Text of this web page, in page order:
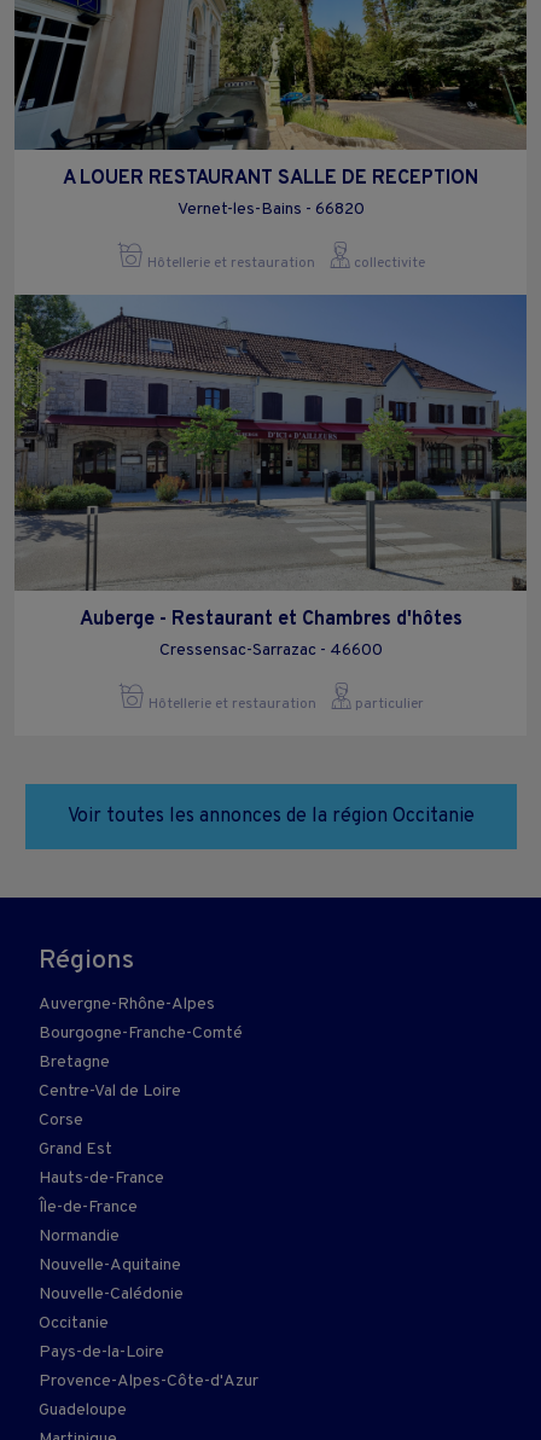
A LOUER RESTAURANT SALLE DE RECEPTION
Vernet-les-Bains - 66820
Hôtellerie et restauration collectivite
Auberge - Restaurant et Chambres d'hôtes
Cressensac-Sarrazac - 46600
Hôtellerie et restauration particulier
Voir toutes les annonces de la région Occitanie
Régions
Auvergne-Rhône-Alpes
Bourgogne-Franche-Comté
Bretagne
Centre-Val de Loire
Corse
Grand Est
Hauts-de-France
Île-de-France
Normandie
Nouvelle-Aquitaine
Nouvelle-Calédonie
Occitanie
Pays-de-la-Loire
Provence-Alpes-Côte-d'Azur
Guadeloupe